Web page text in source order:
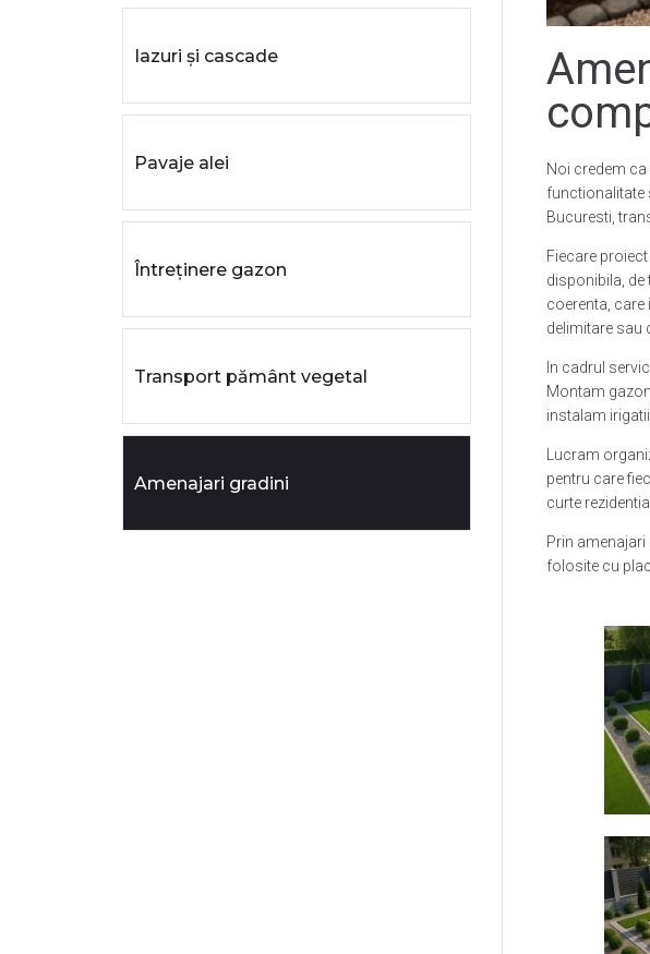
Iazuri și cascade
Pavaje alei
Întreținere gazon
Transport pământ vegetal
Amenajari gradini
Noi credem
functionalitate
Bucuresti,
Fiecare
disponibila, de
coerenta, care
delimitare sau
In cadrul
Montam
instalam
Lucram
pentru care
curte
Prin
folosite cu